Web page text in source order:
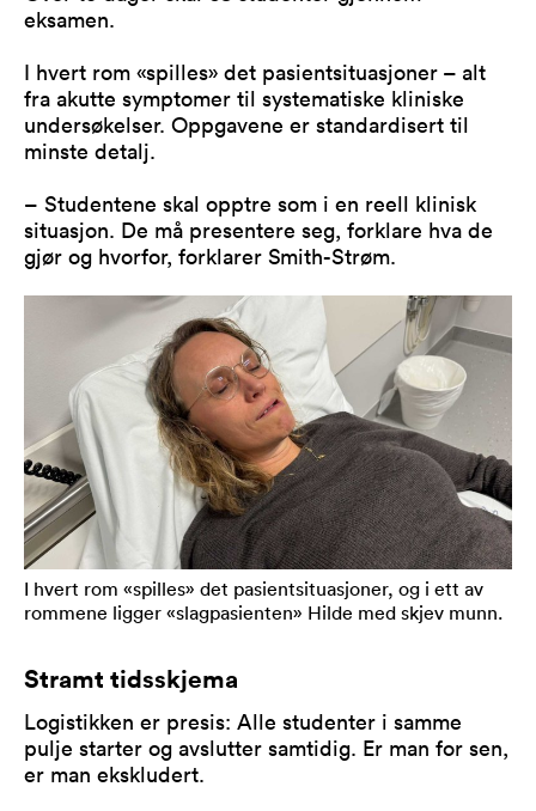
eksamen.
I hvert rom «spilles» det pasientsituasjoner – alt
fra akutte symptomer til systematiske kliniske
undersøkelser. Oppgavene er standardisert til
minste detalj.
– Studentene skal opptre som i en reell klinisk
situasjon. De må presentere seg, forklare hva de
gjør og hvorfor, forklarer Smith-Strøm.
I hvert rom «spilles» det pasientsituasjoner, og i ett av
rommene ligger «slagpasienten» Hilde med skjev munn.
Stramt tidsskjema
Logistikken er presis: Alle studenter i samme
pulje starter og avslutter samtidig. Er man for sen,
er man ekskludert.